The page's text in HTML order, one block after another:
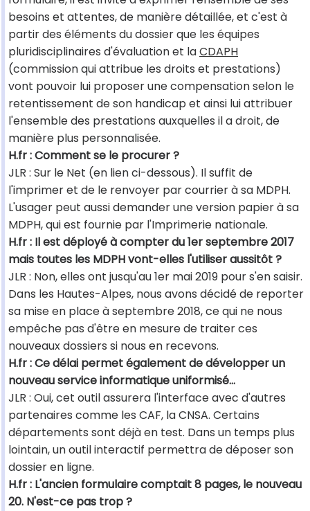
besoins et attentes, de manière détaillée, et c'est à
partir des éléments du dossier que les équipes
pluridisciplinaires d'évaluation et laCDAPH
(commission qui attribue les droits et prestations)
vont pouvoir lui proposer une compensation selon le
retentissement de son handicap et ainsi lui attribuer
l'ensemble des prestations auxquelles il a droit, de
manière plus personnalisée.
H.fr : Comment se le procurer ?
JLR : Sur le Net (en lien ci-dessous). Il suffit de
l'imprimer et de le renvoyer par courrier à sa MDPH.
L'usager peut aussi demander une version papier à sa
MDPH, qui est fournie par l'Imprimerie nationale.
H.fr : Il est déployé à compter du 1er septembre 2017
mais toutes les MDPH vont-elles l'utiliser aussitôt ?
JLR : Non, elles ont jusqu'au 1er mai 2019 pour s'en saisir.
Dans les Hautes-Alpes, nous avons décidé de reporter
sa mise en place à septembre 2018, ce qui ne nous
empêche pas d'être en mesure de traiter ces
nouveaux dossiers si nous en recevons.
H.fr : Ce délai permet également de développer un
nouveau service informatique uniformisé…
JLR : Oui, cet outil assurera l'interface avec d'autres
partenaires comme les CAF, la CNSA. Certains
départements sont déjà en test. Dans un temps plus
lointain, un outil interactif permettra de déposer son
dossier en ligne.
H.fr : L'ancien formulaire comptait 8 pages, le nouveau
20. N'est-ce pas trop ?